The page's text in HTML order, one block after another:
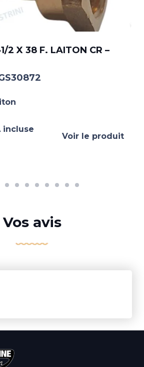
2 X 38 F. LAITON CR –
incluse
Voir le produit
Vos avis